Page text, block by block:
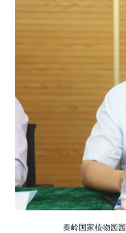
秦岭国家植物园